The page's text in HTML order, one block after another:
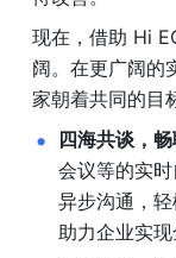
现在，借助 Hi
阔。在更广阔的
家朝着共同的目
四海共谈，畅
会议等的实
异步沟通，
助力企业实现